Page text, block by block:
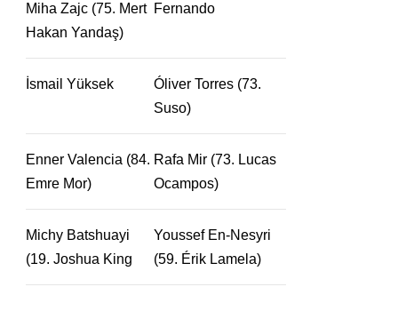
Miha Zajc (75. Mert
Hakan Yandaş)
Fernando
İsmail Yüksek
Óliver Torres (73.
Suso)
Enner Valencia (84.
Emre Mor)
Rafa Mir (73. Lucas
Ocampos)
Michy Batshuayi
(19. Joshua King
Youssef En-Nesyri
(59. Érik Lamela)